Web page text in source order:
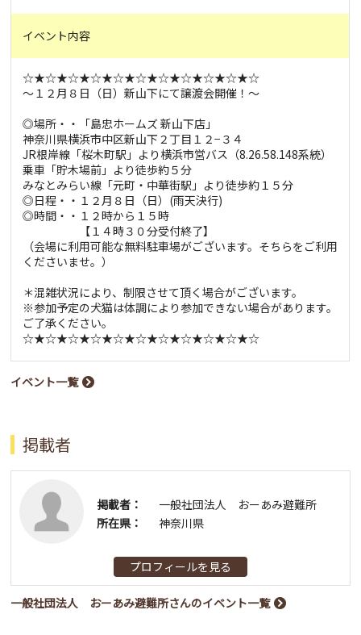
イベント内容
☆★☆★☆★☆★☆★☆★☆★☆★☆★☆★☆
～１２月８日（日）新山下にて譲渡会開催！～
◎場所・・「島忠ホームズ 新山下店」
神奈川県横浜市中区新山下２丁目１２−３４
JR根岸線「桜木町駅」より横浜市営バス（8.26.58.148系統）
乗車「貯木場前」より徒歩約５分
みなとみらい線「元町・中華街駅」より徒歩約１５分
◎日程・・１２月８日（日）(雨天決行)
◎時間・・１２時から１５時
【１４時３０分受付終了】
（会場に利用可能な無料駐車場がございます。そちらをご利用
くださいませ。）
＊混雑状況により、制限させて頂く場合がございます。
※参加予定の犬猫は体調により参加できない場合があります。
ご了承ください。
☆★☆★☆★☆★☆★☆★☆★☆★☆★☆★☆
イベント一覧
掲載者
掲載者：
一般社団法人 おーあみ避難所
所在県：
神奈川県
プロフィールを見る
一般社団法人 おーあみ避難所さんのイベント一覧